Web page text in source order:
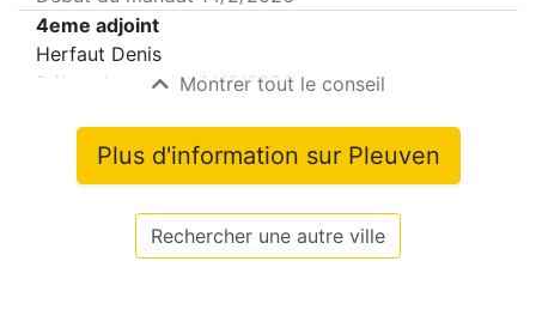
4eme adjoint
Herfaut Denis
Début du mandat14/2/2026
Montrer tout le conseil
Plus d'information sur Pleuven
Rechercher une autre ville